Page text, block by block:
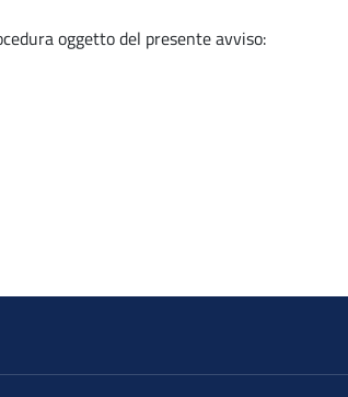
oggetto del presente avviso: